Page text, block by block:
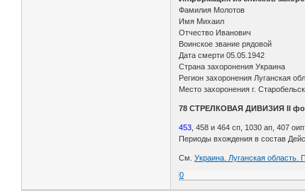
Фамилия Молотов
Имя Михаил
Отчество Иванович
Воинское звание рядовой
Дата смерти 05.05.1942
Страна захоронения Украина
Регион захоронения Луганская обл.
Место захоронения г. Старобельск
78 СТРЕЛКОВАЯ ДИВИЗИЯ II
453 , 458 и 464 сп, 1030 ап, 407
Периоды вхождения в состав
См.Украина. Луганская область.
0